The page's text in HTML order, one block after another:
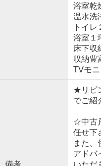
浴室乾
温水洗
トイレ
浴室１
床下収
収納豊
TVモ
備考
★リビ
でご紹
☆中古
任せ下
また、
アドバ
いただ